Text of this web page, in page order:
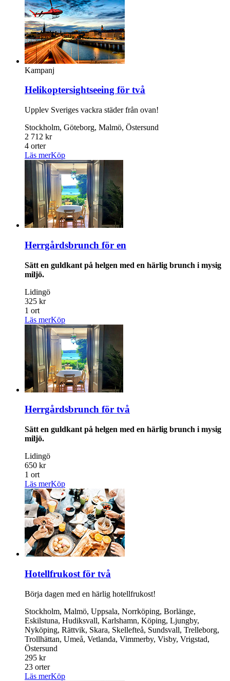
Kampanj
Helikoptersightseeing för två
Upplev Sveriges vackra städer från ovan!
Stockholm, Göteborg, Malmö, Östersund
2 712 kr
4 orter
Läs merKöp
Herrgårdsbrunch för en
Sätt en guldkant på helgen med en härlig brunch i mysig
miljö.
Lidingö
325 kr
1 ort
Läs merKöp
Herrgårdsbrunch för två
Sätt en guldkant på helgen med en härlig brunch i mysig
miljö.
Lidingö
650 kr
1 ort
Läs merKöp
Hotellfrukost för två
Börja dagen med en härlig hotellfrukost!
Stockholm, Malmö, Uppsala, Norrköping, Borlänge,
Eskilstuna, Hudiksvall, Karlshamn, Köping, Ljungby,
Nyköping, Rättvik, Skara, Skellefteå, Sundsvall, Trelleborg,
Trollhättan, Umeå, Vetlanda, Vimmerby, Visby, Vrigstad,
Östersund
295 kr
23 orter
Läs merKöp